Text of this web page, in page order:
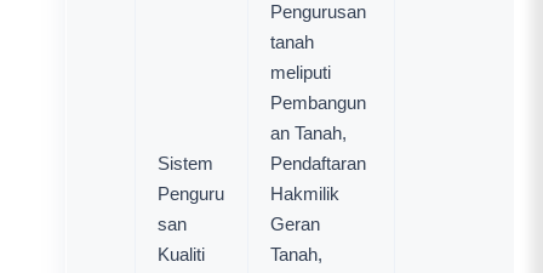
Sistem
Penguru
san
Kualiti
Pengurusan
tanah
meliputi
Pembangun
an Tanah,
Pendaftaran
Hakmilik
Geran
Tanah,